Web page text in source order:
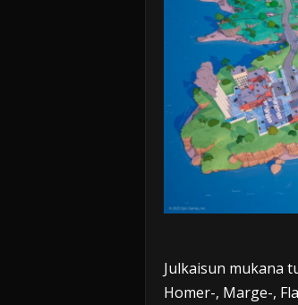
Julkaisun mukana
Homer-, Marge-,